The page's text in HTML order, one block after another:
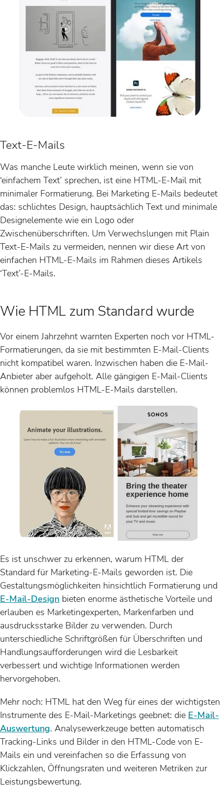
Text-E-Mails
Was manche Leute wirklich meinen, wenn sie von
‘einfachem Text’ sprechen, ist eine HTML-E-Mail mit
minimaler Formatierung. Bei Marketing E-Mails bedeutet
das: schlichtes Design, hauptsächlich Text und minimale
Designelemente wie ein Logo oder
Zwischenüberschriften. Um Verwechslungen mit Plain
Text-E-Mails zu vermeiden, nennen wir diese Art von
einfachen HTML-E-Mails im Rahmen dieses Artikels
‘Text’-E-Mails.
Wie HTML zum Standard wurde
Vor einem Jahrzehnt warnten Experten noch vor HTML-
Formatierungen, da sie mit bestimmten E-Mail-Clients
nicht kompatibel waren. Inzwischen haben die E-Mail-
Anbieter aber aufgeholt. Alle gängigen E-Mail-Clients
können problemlos HTML-E-Mails darstellen.
Es ist unschwer zu erkennen, warum HTML der
Standard für Marketing-E-Mails geworden ist. Die
Gestaltungsmöglichkeiten hinsichtlich Formatierung und
E-Mail-Design bieten enorme ästhetische Vorteile und
erlauben es Marketingexperten, Markenfarben und
ausdrucksstarke Bilder zu verwenden. Durch
unterschiedliche Schriftgrößen für Überschriften und
Handlungsaufforderungen wird die Lesbarkeit
verbessert und wichtige Informationen werden
hervorgehoben.
Mehr noch: HTML hat den Weg für eines der wichtigsten
Instrumente des E-Mail-Marketings geebnet: die E-Mail-
Auswertung. Analysewerkzeuge betten automatisch
Tracking-Links und Bilder in den HTML-Code von E-
Mails ein und vereinfachen so die Erfassung von
Klickzahlen, Öffnungsraten und weiteren Metriken zur
Leistungsbewertung.